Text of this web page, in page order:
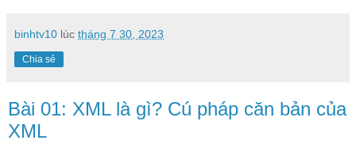
binhtv10 lúc tháng 7 30, 2023
Chia sẻ
Bài 01: XML là gì? Cú pháp căn bản của
XML